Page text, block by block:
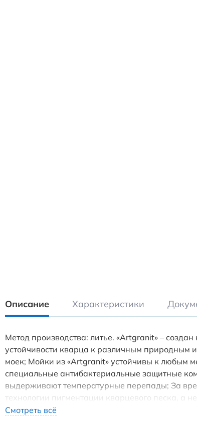
Описание Характеристики
Метод производства: литье. «Artgranit» –
устойчивости кварца к различным природным
моек; Мойки из «Artgranit» устойчивы к любым
специальные антибактериальные защитные
выдерживают температурные перепады; За
технологии пигментации кварцевого песка, а
Комплектация: • крепления; • донный клапан
Смотреть всё